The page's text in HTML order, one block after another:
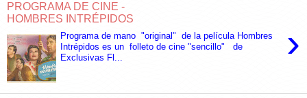
PROGRAMA DE CINE -
HOMBRES INTRÉPIDOS
›
Programa de mano "original" de la película Hombres
Intrépidos es un folleto de cine "sencillo" de
Exclusivas Fl...